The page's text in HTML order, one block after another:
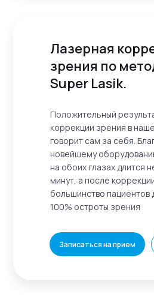
Лазерная
зрения по
Super Lasik.
Положительный
коррекции зрения в
говорит сам за себя.
новейшему
на обоих глазах длится
минут, а после
большинство пациентов
100% остроты зрения
Записаться на прием